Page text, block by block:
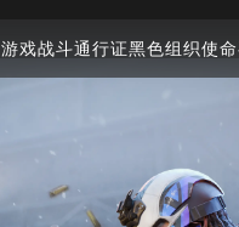
游戏战斗通行证黑色组织使